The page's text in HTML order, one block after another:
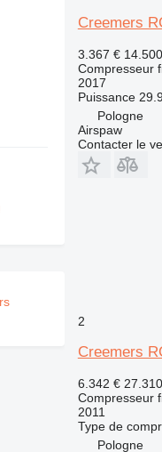
Creemers
3.367 €
Compresseur
2017
Puissance
Pologne
Airspaw
Contacter le
2
Creemers
6.342 €
Compresseur
2011
Type de
Pologne